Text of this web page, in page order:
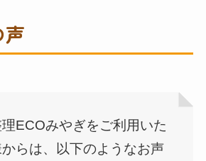
声
ECOみやぎをご利用いた
らは、以下のようなお声